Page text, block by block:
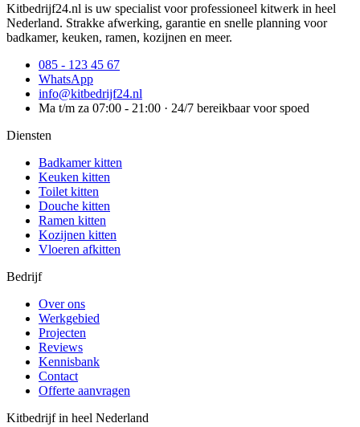
Kitbedrijf24.nl is uw specialist voor professioneel kitwerk in heel
Nederland. Strakke afwerking, garantie en snelle planning voor
badkamer, keuken, ramen, kozijnen en meer.
085 - 123 45 67
WhatsApp
info@kitbedrijf24.nl
Ma t/m za 07:00 - 21:00 · 24/7 bereikbaar voor spoed
Diensten
Badkamer kitten
Keuken kitten
Toilet kitten
Douche kitten
Ramen kitten
Kozijnen kitten
Vloeren afkitten
Bedrijf
Over ons
Werkgebied
Projecten
Reviews
Kennisbank
Contact
Offerte aanvragen
Kitbedrijf in heel Nederland